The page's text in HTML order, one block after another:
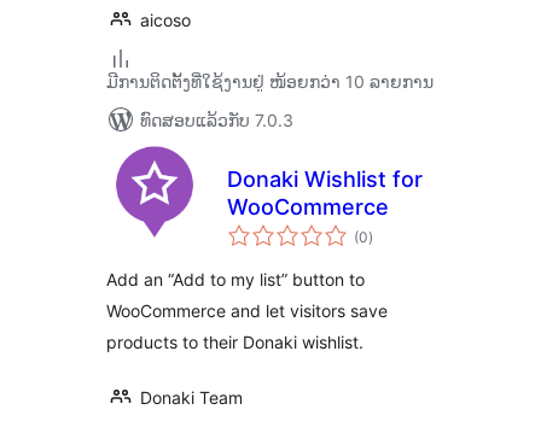
aicoso
ມີການຕິດຕັ້ງທີ່ໃຊ້ງານຢູ່ ໜ້ອຍກວ່າ 10 ລາຍການ
ທົດສອບແລ້ວກັບ 7.0.3
Donaki Wishlist for
WooCommerce
(0ຄະແນນ
ທັງໝົດ
)
Add an “Add to my list” button to
WooCommerce and let visitors save
products to their Donaki wishlist.
Donaki Team